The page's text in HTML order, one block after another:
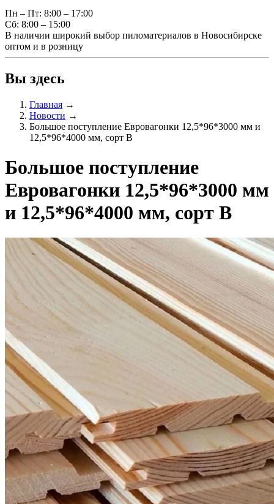
Пн – Пт: 8:00 – 17:00
Сб: 8:00 – 15:00
В наличии широкий выбор пиломатериалов в Новосибирске
оптом и в розницу
Вы здесь
Главная →
Новости →
Большое поступление Евровагонки 12,5*96*3000 мм и
12,5*96*4000 мм, сорт В
Большое поступление
Евровагонки 12,5*96*3000 мм
и 12,5*96*4000 мм, сорт В